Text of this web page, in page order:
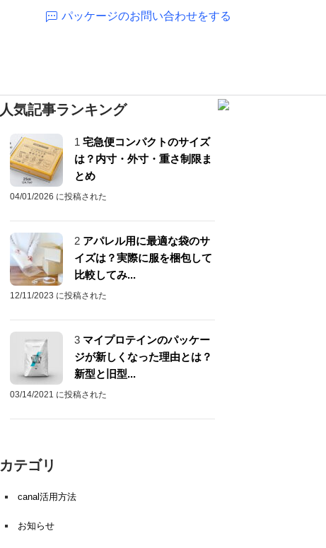
パッケージのお問い合わせをする
人気記事ランキング
1 宅急便コンパクトのサイズ
は？内寸・外寸・重さ制限ま
とめ
04/01/2026 に投稿された
2 アパレル用に最適な袋のサ
イズは？実際に服を梱包して
比較してみ...
12/11/2023 に投稿された
3 マイプロテインのパッケー
ジが新しくなった理由とは？
新型と旧型...
03/14/2021 に投稿された
カテゴリ
canal活用方法
お知らせ